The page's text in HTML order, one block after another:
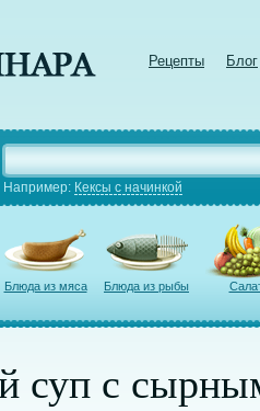
Рецепты Блог
Например: Кексы с начинкой
Блюда из мяса Блюда из рыбы
суп с